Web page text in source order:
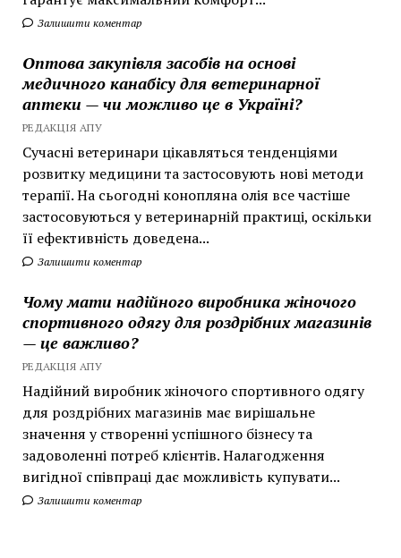
Залишити коментар
Оптова закупівля засобів на основі
медичного канабісу для ветеринарної
аптеки — чи можливо це в Україні?
РЕДАКЦІЯ АПУ
Сучасні ветеринари цікавляться тенденціями
розвитку медицини та застосовують нові методи
терапії. На сьогодні конопляна олія все частіше
застосовуються у ветеринарній практиці, оскільки
її ефективність доведена...
Залишити коментар
Чому мати надійного виробника жіночого
спортивного одягу для роздрібних магазинів
— це важливо?
РЕДАКЦІЯ АПУ
Надійний виробник жіночого спортивного одягу
для роздрібних магазинів має вирішальне
значення у створенні успішного бізнесу та
задоволенні потреб клієнтів. Налагодження
вигідної співпраці дає можливість купувати...
Залишити коментар